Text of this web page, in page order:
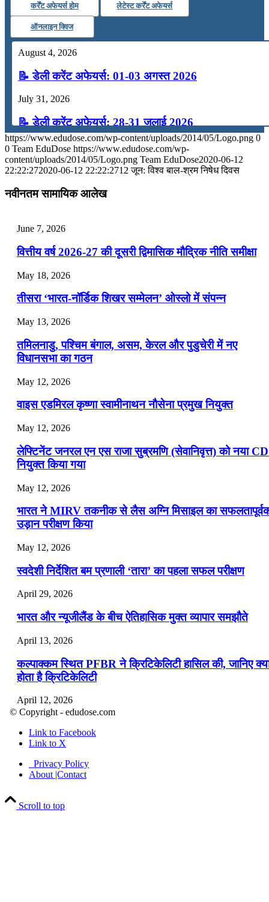
कर्रेंट अफेयर्स होम लेटेस्ट कर्रेंट अफेयर्स
ऑनलाइन क्विज
August 4, 2026
📝 डेली करेंट अफेयर्स: 01-03 अगस्त 2026
July 31, 2026
📝 डेली करेंट अफेयर्स: 28-31 जुलाई 2026
July 28, 2026
📝 डेली करेंट अफेयर्स: 25-27 जुलाई 2026
July 25, 2026
📝 डेली करेंट अफेयर्स: 19-21 जुलाई 2026
📝 डेली करेंट अफेयर्स: 13-15 जुलाई 2026
https://www.edudose.com/wp-content/uploads/2014/05/Logo.png 0
0 Team EduDose https://www.edudose.com/wp-
content/uploads/2014/05/Logo.png Team EduDose2020-06-12
22:22:272020-06-12 22:22:2712 जून: विश्व बाल-श्रम निषेध दिवस
नवीनतम सामायिक आलेख
June 7, 2026
वित्तीय वर्ष 2026-27 की दूसरी द्विमासिक मौद्रिक नीति समीक्षा
May 18, 2026
तीसरा ‘भारत-नॉर्डिक शिखर सम्मेलन’ ओस्लो में संपन्न
May 13, 2026
तमिलनाडु, पश्चिम बंगाल, असम, केरल और पुडुचेरी में नए
विधानसभा का गठन
May 12, 2026
वाइस एडमिरल कृष्णा स्वामीनाथन नौसेना प्रमुख नियुक्त
May 12, 2026
लेफ्टिनेंट जनरल एन एस राजा सुब्रमणि (सेवानिवृत्त) को नया
नियुक्त किया गया
May 12, 2026
भारत ने MIRV तकनीक से लैस अग्नि मिसाइल का
उड़ान परीक्षण किया
May 12, 2026
स्वदेशी निर्देशित बम प्रणाली ‘तारा’ का पहला सफल परीक्षण
April 29, 2026
भारत और न्यूजीलैंड के बीच ऐतिहासिक मुक्त व्यापार समझौते
April 13, 2026
कल्पाक्कम स्थित PFBR ने क्रिटिकेलिटी हासिल की, जानिए
होता है क्रिटिकेलिटी
April 12, 2026
April 9, 2026
नासा का आर्टेमिस-2 मिशन: मनुष्य एक बार फिर से चंद्रमा के
पहुंचा
April 7, 2026
© Copyright - edudose.com
Link to Facebook
Link to X
Privacy Policy
About |Contact
Scroll to top